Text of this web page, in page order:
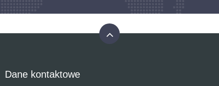
Dane kontaktowe